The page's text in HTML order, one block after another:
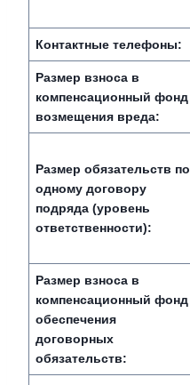
Контактные телефоны:
Размер взноса в
компенсационный фонд
возмещения вреда:
Размер обязательств по
одному договору
подряда (уровень
ответственности):
Размер взноса в
компенсационный фонд
обеспечения
договорных
обязательств: